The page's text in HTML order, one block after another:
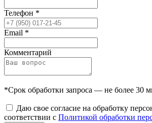
Телефон *
Email *
Комментарий
*Срок обработки запроса — не более 30
Даю свое согласие на обработку
соответствии с Политикой обработки